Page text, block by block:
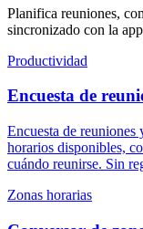
Planifica reuniones,
sincronizado con la
Productividad
Encuesta de
Encuesta de
horarios disponibles,
cuándo reunirse. Sin
Zonas horarias